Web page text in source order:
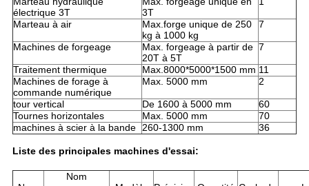
électrique 3T
3T
Marteau à air
Max.forge unique de 250
kg à 1000 kg
7
Machines de forgeage
Max. forgeage à partir de
20T à 5T
7
Traitement thermique Max.8000*5000*1500 mm 11
Machines de forage à
commande numérique
Max. 5000 mm 2
tour vertical De 1600 à 5000 mm
60
Tournes horizontales
Max. 5000 mm
70
machines à scier à la bande 260-1300 mm 36
Liste des principales machines d'essai:
Nom